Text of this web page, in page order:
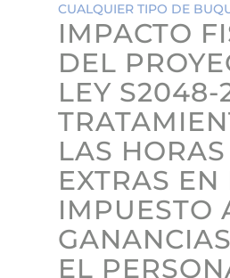
CUALQUIER TIPO DE
IMPACTO
DEL
LEY S2048-
LAS HORAS
EXTRAS EN
IMPUESTO
EL